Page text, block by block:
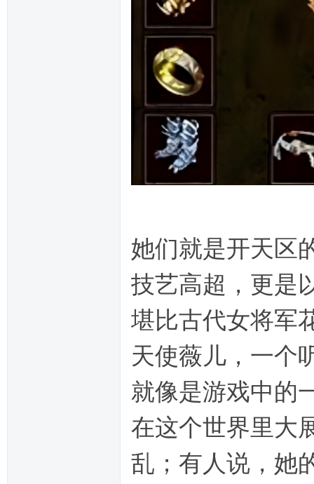
她们就是开天区
技艺高超，更是
堪比古代女将军
天使薇儿，一个
就像是游戏中的
在这个世界里大
乱；有人说，她